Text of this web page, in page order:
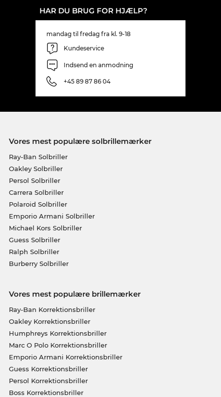
HAR DU BRUG FOR HJÆLP?
mandag til fredag fra kl. 9-18
Kundeservice
Indsend en anmodning
+45 89 87 86 04
Vores mest populære solbrillemærker
Ray-Ban Solbriller
Oakley Solbriller
Persol Solbriller
Carrera Solbriller
Polaroid Solbriller
Emporio Armani Solbriller
Michael Kors Solbriller
Guess Solbriller
Ralph Solbriller
Burberry Solbriller
Vores mest populære brillemærker
Ray-Ban Korrektionsbriller
Oakley Korrektionsbriller
Humphreys Korrektionsbriller
Marc O Polo Korrektionsbriller
Emporio Armani Korrektionsbriller
Guess Korrektionsbriller
Persol Korrektionsbriller
Boss Korrektionsbriller